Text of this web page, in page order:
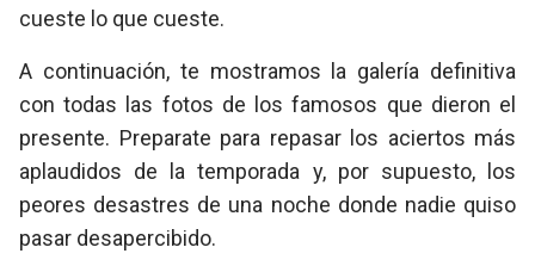
cueste lo que cueste.
A continuación, te mostramos la galería definitiva
con todas las fotos de los famosos que dieron el
presente. Preparate para repasar los aciertos más
aplaudidos de la temporada y, por supuesto, los
peores desastres de una noche donde nadie quiso
pasar desapercibido.